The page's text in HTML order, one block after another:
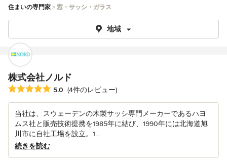
住まいの専門家 窓・サッシ・ガラス
地域
株式会社ノルド
平均評価：5つ星中 星5
5.0 (4件のレビュー)
当社は、スウェーデンの木製サッシ専門メーカーであるハヨ
ムス社と販売技術提携を1985年に結び、1990年には北海道旭
川市に自社工場を設立。1...
続きを読む